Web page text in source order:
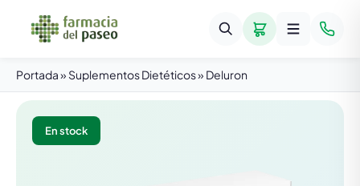
Portada» Suplementos Dietéticos» Deluron
En stock